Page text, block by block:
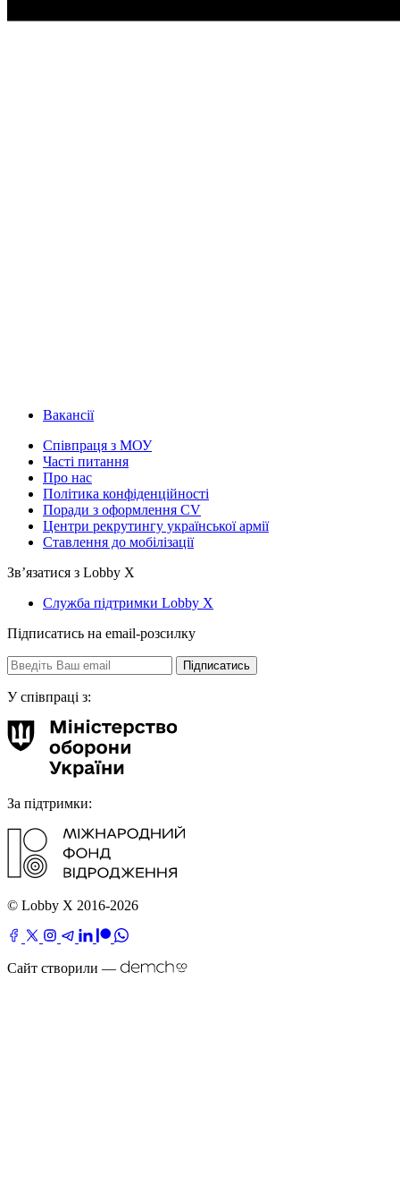
Вакансії
Співпраця з МОУ
Часті питання
Про нас
Політика конфіденційності
Поради з оформлення CV
Центри рекрутингу української армії
Ставлення до мобілізації
Звʼязатися з Lobby X
Служба підтримки Lobby X
Підписатись на email-розсилку
У співпраці з:
За підтримки:
© Lobby X 2016-2026
Сайт створили —